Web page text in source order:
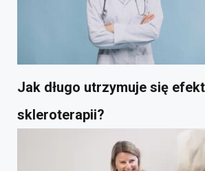
Jak długo utrzymuje się efekt
skleroterapii?